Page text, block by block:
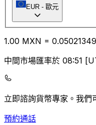
EUR - 歐元
1.00 MXN = 0.05021349
中間市場匯率於 08:51
立即諮詢貨幣專家。 我們
預約通話